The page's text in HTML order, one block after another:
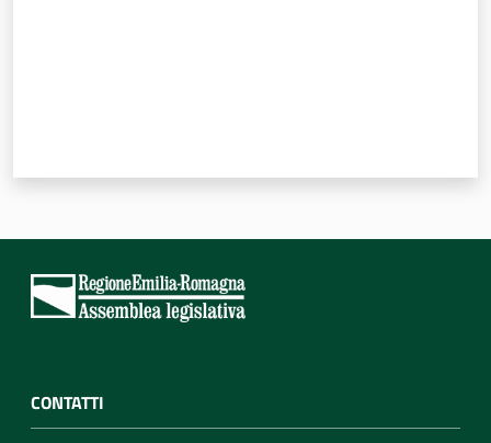
legislativa
Assemblea
Attività
Per i media
CONTATTI